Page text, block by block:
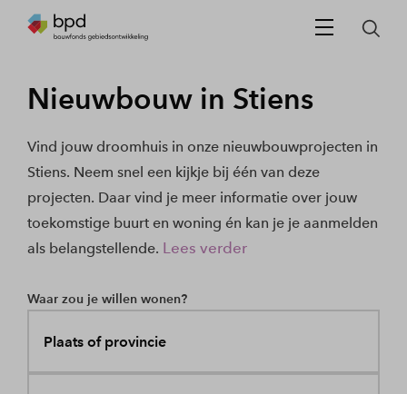
Nieuwbouw in Stiens
Vind jouw droomhuis in onze nieuwbouwprojecten in
Stiens. Neem snel een kijkje bij één van deze
projecten. Daar vind je meer informatie over jouw
toekomstige buurt en woning én kan je je aanmelden
als belangstellende. Lees verder
Waar zou je willen wonen?
Plaats of provincie